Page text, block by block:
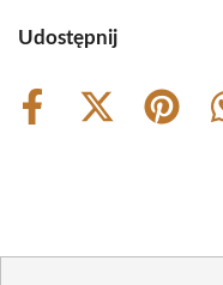
Udostępnij
Share
Share
Share